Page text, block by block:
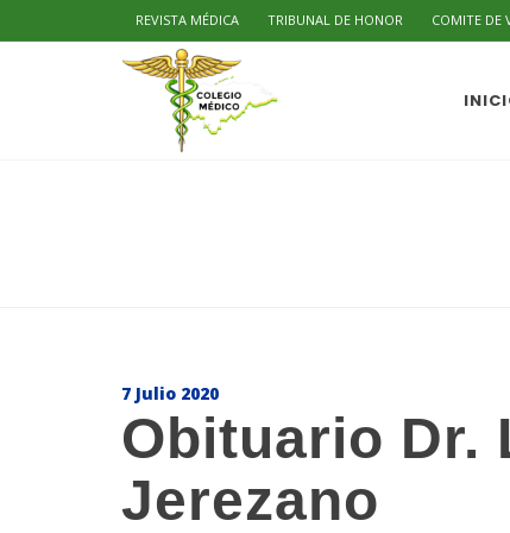
REVISTA MÉDICA TRIBUNAL DE HONOR COMITE DE
7 Julio 2020
Obituario Dr.
Jerezano